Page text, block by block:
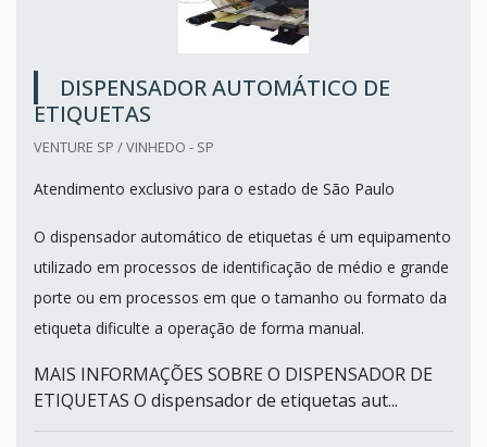
DISPENSADOR AUTOMÁTICO DE
ETIQUETAS
VENTURE SP / VINHEDO - SP
Atendimento exclusivo para o estado de São Paulo
O dispensador automático de etiquetas é um equipamento
utilizado em processos de identificação de médio e grande
porte ou em processos em que o tamanho ou formato da
etiqueta dificulte a operação de forma manual.
MAIS INFORMAÇÕES SOBRE O DISPENSADOR DE
ETIQUETAS O dispensador de etiquetas aut...